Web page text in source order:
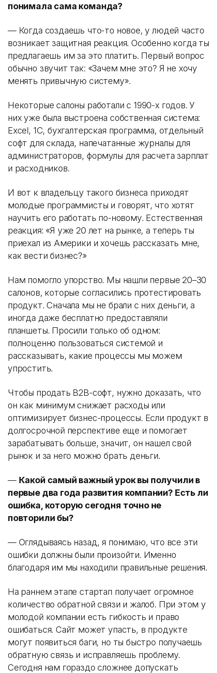
понимала сама команда?
— Когда создаешь что-то новое, у людей часто
возникает защитная реакция. Особенно когда ты
предлагаешь им за это платить. Первый вопрос
обычно звучит так: «Зачем мне это? Я не хочу
менять привычную систему».
Некоторые салоны работали с 1990-х годов. У
них уже была выстроена собственная система:
Excel, 1С, бухгалтерская программа, отдельный
софт для склада, напечатанные журналы для
администраторов, формулы для расчета зарплат
и расходников.
И вот к владельцу такого бизнеса приходят
молодые программисты и говорят, что хотят
научить его работать по-новому. Естественная
реакция: «Я уже 20 лет на рынке, а теперь ты
приехал из Америки и хочешь рассказать мне,
как вести бизнес?»
Нам помогло упорство. Мы нашли первые 20–30
салонов, которые согласились протестировать
продукт. Сначала мы не брали с них деньги, а
иногда даже бесплатно предоставляли
планшеты. Просили только об одном:
полноценно пользоваться системой и
рассказывать, какие процессы мы можем
упростить.
Чтобы продать B2B-софт, нужно доказать, что
он как минимум снижает расходы или
оптимизирует бизнес-процессы. Если продукт в
долгосрочной перспективе еще и помогает
зарабатывать больше, значит, он нашел свой
рынок и за него можно брать деньги.
— Какой самый важный урок вы получили в
первые два года развития компании? Есть ли
ошибка, которую сегодня точно не
повторили бы?
— Оглядываясь назад, я понимаю, что все эти
ошибки должны были произойти. Именно
благодаря им мы находили правильные решения.
На раннем этапе стартап получает огромное
количество обратной связи и жалоб. При этом у
молодой компании есть гибкость и право
ошибаться. Сайт может упасть, в продукте
могут появиться баги, но ты быстро получаешь
обратную связь и исправляешь проблему.
Сегодня нам гораздо сложнее допускать